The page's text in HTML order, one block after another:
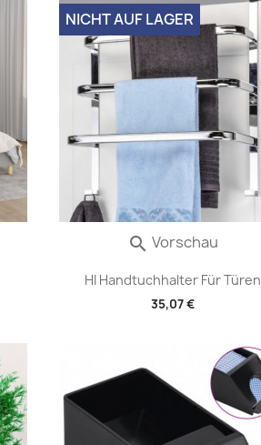
HI Handtuchhalter Für Türen
35,07 €
NICHT AUF LAGER
 Vorschau